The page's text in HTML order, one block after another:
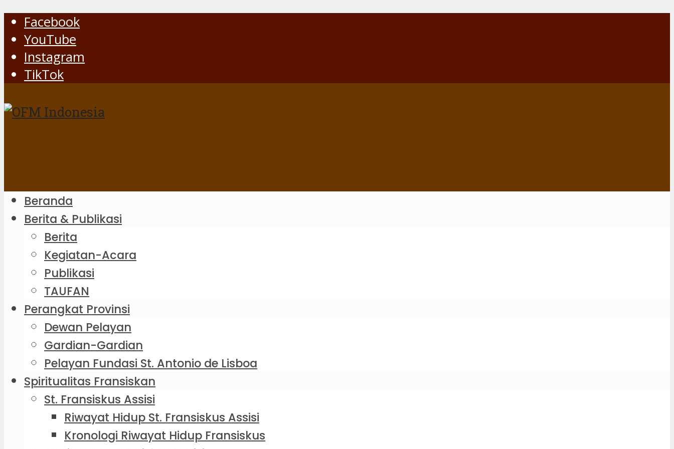
Facebook
YouTube
Instagram
TikTok
Beranda
Berita & Publikasi
Berita
Kegiatan-Acara
Publikasi
TAUFAN
Perangkat Provinsi
Dewan Pelayan
Gardian-Gardian
Pelayan Fundasi St. Antonio de Lisboa
Spiritualitas Fransiskan
St. Fransiskus Assisi
Riwayat Hidup St. Fransiskus Assisi
Kronologi Riwayat Hidup Fransiskus